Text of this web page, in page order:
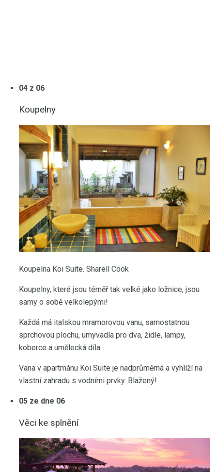
04 z 06
Koupelny
Koupelna Koi Suite. Sharell Cook
Koupelny, které jsou téměř tak velké jako ložnice, jsou
samy o sobě velkolepými!
Každá má italskou mramorovou vanu, samostatnou
sprchovou plochu, umyvadla pro dva, židle, lampy,
koberce a umělecká díla.
Vana v apartmánu Koi Suite je nadprůměrná a vyhlíží na
vlastní zahradu s vodními prvky. Blažený!
05 ze dne 06
Věci ke splnění